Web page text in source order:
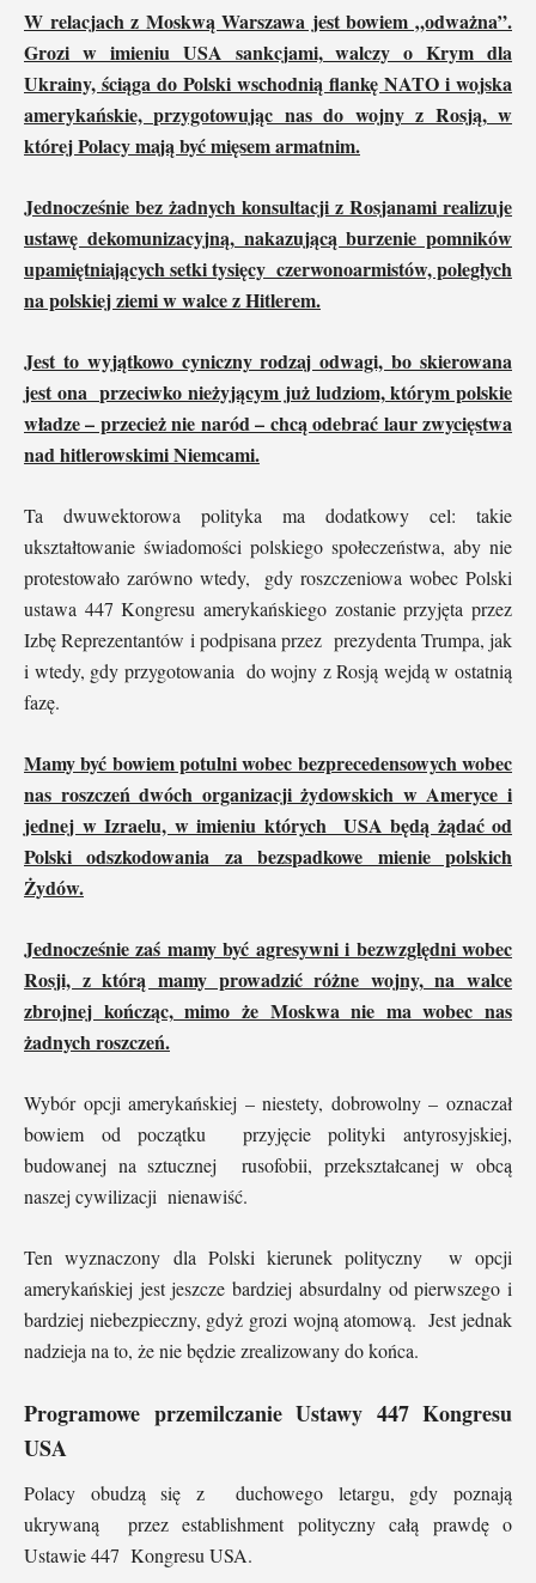
W relacjach z Moskwą Warszawa jest bowiem „odważna”.
Grozi w imieniu USA sankcjami, walczy o Krym dla
Ukrainy, ściąga do Polski wschodnią flankę NATO i wojska
amerykańskie, przygotowując nas do wojny z Rosją, w
której Polacy mają być mięsem armatnim.
Jednocześnie bez żadnych konsultacji z Rosjanami realizuje
ustawę dekomunizacyjną, nakazującą burzenie pomników
upamiętniających setki tysięcy czerwonoarmistów, poległych
na polskiej ziemi w walce z Hitlerem.
Jest to wyjątkowo cyniczny rodzaj odwagi, bo skierowana
jest ona przeciwko nieżyjącym już ludziom, którym polskie
władze – przecież nie naród – chcą odebrać laur zwycięstwa
nad hitlerowskimi Niemcami.
Ta dwuwektorowa polityka ma dodatkowy cel: takie
ukształtowanie świadomości polskiego społeczeństwa, aby nie
protestowało zarówno wtedy, gdy roszczeniowa wobec Polski
ustawa 447 Kongresu amerykańskiego zostanie przyjęta przez
Izbę Reprezentantów i podpisana przez prezydenta Trumpa, jak
i wtedy, gdy przygotowania do wojny z Rosją wejdą w ostatnią
fazę.
Mamy być bowiem potulni wobec bezprecedensowych wobec
nas roszczeń dwóch organizacji żydowskich w Ameryce i
jednej w Izraelu, w imieniu których USA będą żądać od
Polski odszkodowania za bezspadkowe mienie polskich
Żydów.
Jednocześnie zaś mamy być agresywni i bezwzględni wobec
Rosji, z którą mamy prowadzić różne wojny, na walce
zbrojnej kończąc, mimo że Moskwa nie ma wobec nas
żadnych roszczeń.
Wybór opcji amerykańskiej – niestety, dobrowolny – oznaczał
bowiem od początku przyjęcie polityki antyrosyjskiej,
budowanej na sztucznej rusofobii, przekształcanej w obcą
naszej cywilizacji nienawiść.
Ten wyznaczony dla Polski kierunek polityczny w opcji
amerykańskiej jest jeszcze bardziej absurdalny od pierwszego i
bardziej niebezpieczny, gdyż grozi wojną atomową. Jest jednak
nadzieja na to, że nie będzie zrealizowany do końca.
Programowe przemilczanie Ustawy 447 Kongresu
USA
Polacy obudzą się z duchowego letargu, gdy poznają
ukrywaną przez establishment polityczny całą prawdę o
Ustawie 447 Kongresu USA.